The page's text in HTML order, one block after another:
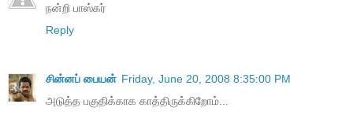
நன்றி பாஸ்கர்
Reply
சின்னப் பையன் Friday, June 20, 2008 8:35:00 PM
அடுத்த பகுதிக்காக காத்திருக்கிறோம்...